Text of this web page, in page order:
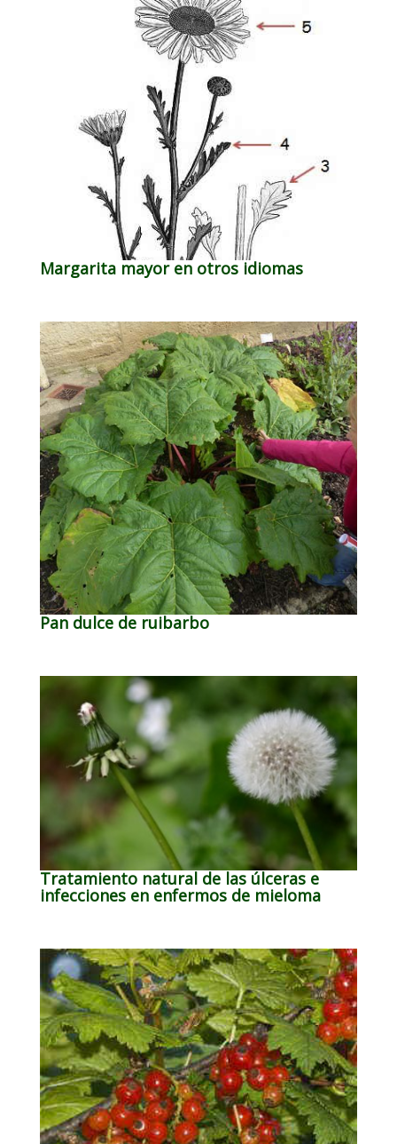
Margarita mayor en otros idiomas
Pan dulce de ruibarbo
Tratamiento natural de las úlceras e
infecciones en enfermos de mieloma